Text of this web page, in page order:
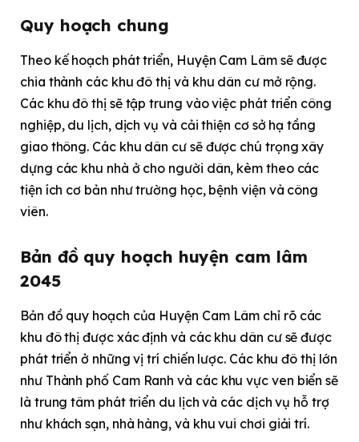
Quy hoạch chung
Theo kế hoạch phát triển, Huyện Cam Lâm sẽ được
chia thành các khu đô thị và khu dân cư mở rộng.
Các khu đô thị sẽ tập trung vào việc phát triển công
nghiệp, du lịch, dịch vụ và cải thiện cơ sở hạ tầng
giao thông. Các khu dân cư sẽ được chú trọng xây
dựng các khu nhà ở cho người dân, kèm theo các
tiện ích cơ bản như trường học, bệnh viện và công
viên.
Bản đồ quy hoạch huyện cam lâm
2045
Bản đồ quy hoạch của Huyện Cam Lâm chỉ rõ các
khu đô thị được xác định và các khu dân cư sẽ được
phát triển ở những vị trí chiến lược. Các khu đô thị lớn
như Thành phố Cam Ranh và các khu vực ven biển sẽ
là trung tâm phát triển du lịch và các dịch vụ hỗ trợ
như khách sạn, nhà hàng, và khu vui chơi giải trí.